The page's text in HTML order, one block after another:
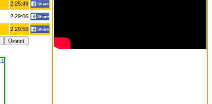
2:25:49
2:29:06
2:29:59
Ostatni